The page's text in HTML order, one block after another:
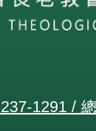
1291 /